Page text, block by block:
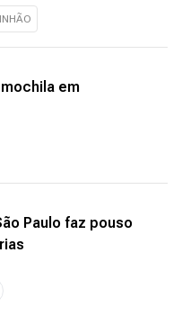
em
Paulo faz pouso